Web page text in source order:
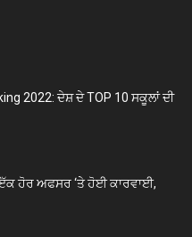
2022: ਦੇਸ਼ ਦੇ TOP 10 ਸਕੂਲਾਂ ਦੀ
ਹੋਰ ਅਫਸਰ ‘ਤੇ ਹੋਈ ਕਾਰਵਾਈ,